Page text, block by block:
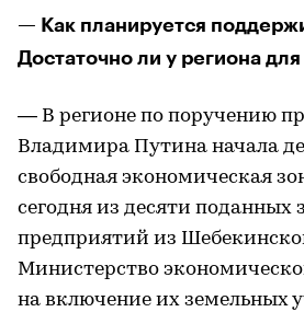
— Как планируется
Достаточно ли у региона
— В регионе по поручению
Владимира Путина начала
свободная экономическая
сегодня из десяти поданных
предприятий из
Министерство
на включение их земельных